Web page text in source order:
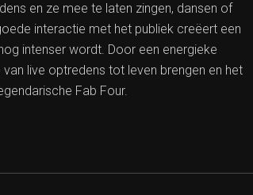
en ze mee te laten zingen, dansen of
interactie met het publiek creëert een
intenser wordt. Door een energieke
live optredens tot leven brengen en het
Fab Four.